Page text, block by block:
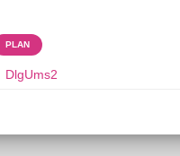
PLAN
DlgUms2